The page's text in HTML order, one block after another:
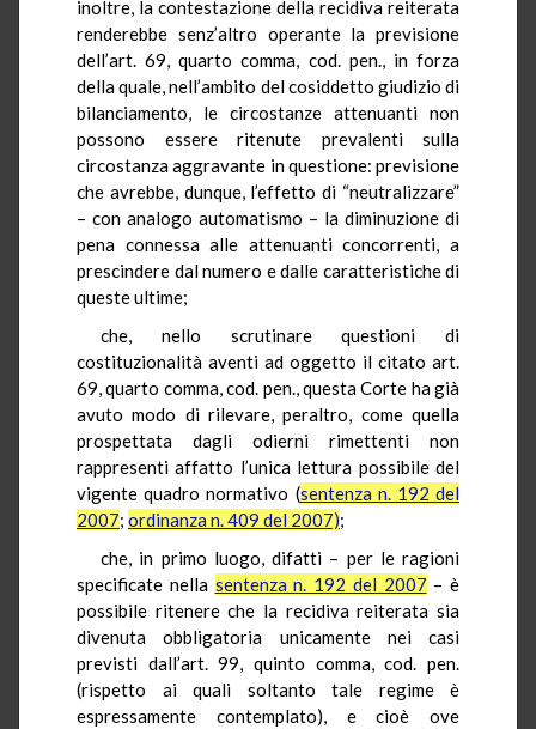
inoltre, la contestazione della recidiva reiterata
renderebbe senz’altro operante la previsione
dell’art. 69, quarto comma, cod. pen., in forza
della quale, nell’ambito del cosiddetto giudizio di
bilanciamento, le circostanze attenuanti non
possono essere ritenute prevalenti sulla
circostanza aggravante in questione: previsione
che avrebbe, dunque, l’effetto di “neutralizzare”
– con analogo automatismo – la diminuzione di
pena connessa alle attenuanti concorrenti, a
prescindere dal numero e dalle caratteristiche di
queste ultime;
che, nello scrutinare questioni di
costituzionalità aventi ad oggetto il citato art.
69, quarto comma, cod. pen., questa Corte ha già
avuto modo di rilevare, peraltro, come quella
prospettata dagli odierni rimettenti non
rappresenti affatto l’unica lettura possibile del
vigente quadro normativo (sentenza n. 192 del
2007; ordinanza n. 409 del 2007);
che, in primo luogo, difatti – per le ragioni
specificate nella sentenza n. 192 del 2007 – è
possibile ritenere che la recidiva reiterata sia
divenuta obbligatoria unicamente nei casi
previsti dall’art. 99, quinto comma, cod. pen.
(rispetto ai quali soltanto tale regime è
espressamente contemplato), e cioè ove